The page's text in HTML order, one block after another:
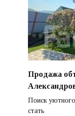
Продажа
Поиск
стать